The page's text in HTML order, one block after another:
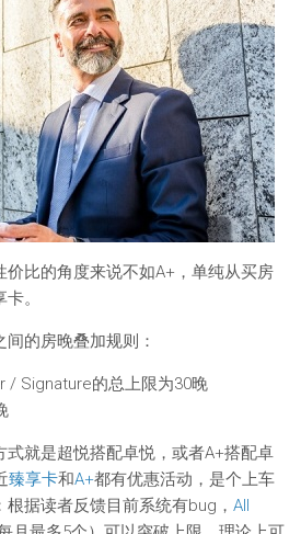
比的角度来说不如A+，单纯从买房
。
的房晚叠加规则：
/ Signature的总上限为30晚
就是超悦搭配卓悦，或者A+搭配卓
臻享卡和A+都有优惠活动，是个上车
据读者反馈目前系统有bug， All